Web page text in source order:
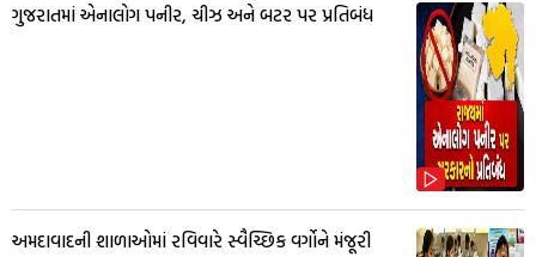
ગુજરાતમાં એનાલોગ પનીર, ચીઝ અને બટર પર પ્રતિબંધ
અમદાવાદની શાળાઓમાં રવિવારે સ્વૈચ્છિક વર્ગોને મંજૂરી